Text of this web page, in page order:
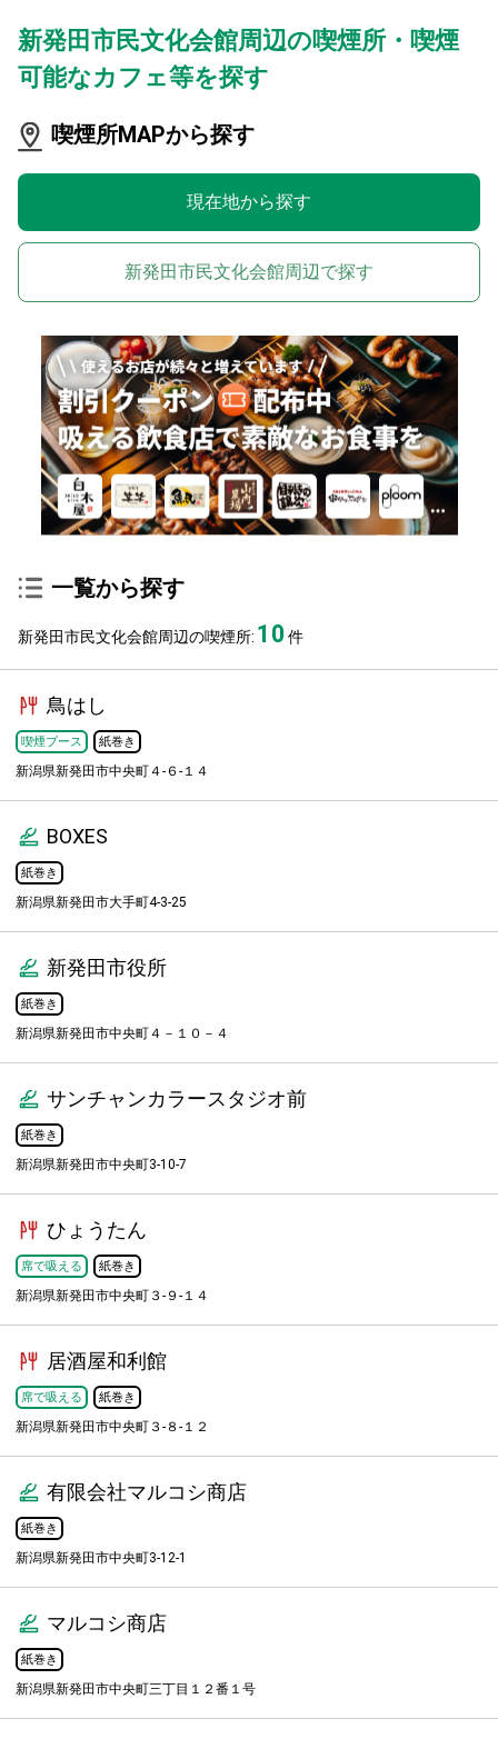
新発田市民文化会館周辺の喫煙所・喫煙
可能なカフェ等を探す
喫煙所MAPから探す
現在地から探す
新発田市民文化会館周辺で探す
一覧から探す
新発田市民文化会館周辺の喫煙所: 10件
鳥はし
喫煙ブース 紙巻き
新潟県新発田市中央町４-６-１４
BOXES
紙巻き
新潟県新発田市大手町4-3-25
新発田市役所
紙巻き
新潟県新発田市中央町４－１０－４
サンチャンカラースタジオ前
紙巻き
新潟県新発田市中央町3-10-7
ひょうたん
席で吸える 紙巻き
新潟県新発田市中央町３-９-１４
居酒屋和利館
席で吸える 紙巻き
新潟県新発田市中央町３-８-１２
有限会社マルコシ商店
紙巻き
新潟県新発田市中央町3-12-1
マルコシ商店
紙巻き
新潟県新発田市中央町三丁目１２番１号